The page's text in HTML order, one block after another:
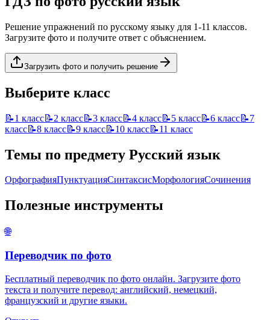
Решение упражнений по русскому языку для 1-11 классов.
Загрузите фото и получите ответ с объяснением.
Загрузить фото и получить решение
Выберите класс
📝1 класс📝2 класс📝3 класс📝4 класс📝5 класс📝6 класс📝7
класс📝8 класс📝9 класс📝10 класс📝11 класс
Темы по предмету Русский язык
ОрфографияПунктуацияСинтаксисМорфологияСочинения
Полезные инструменты
🌐
Переводчик по фото
Бесплатный переводчик по фото онлайн. Загрузите фото
текста и получите перевод: английский, немецкий,
французский и другие языки.